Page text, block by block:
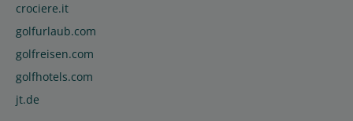
crociere.it
golfurlaub.com
golfreisen.com
golfhotels.com
jt.de